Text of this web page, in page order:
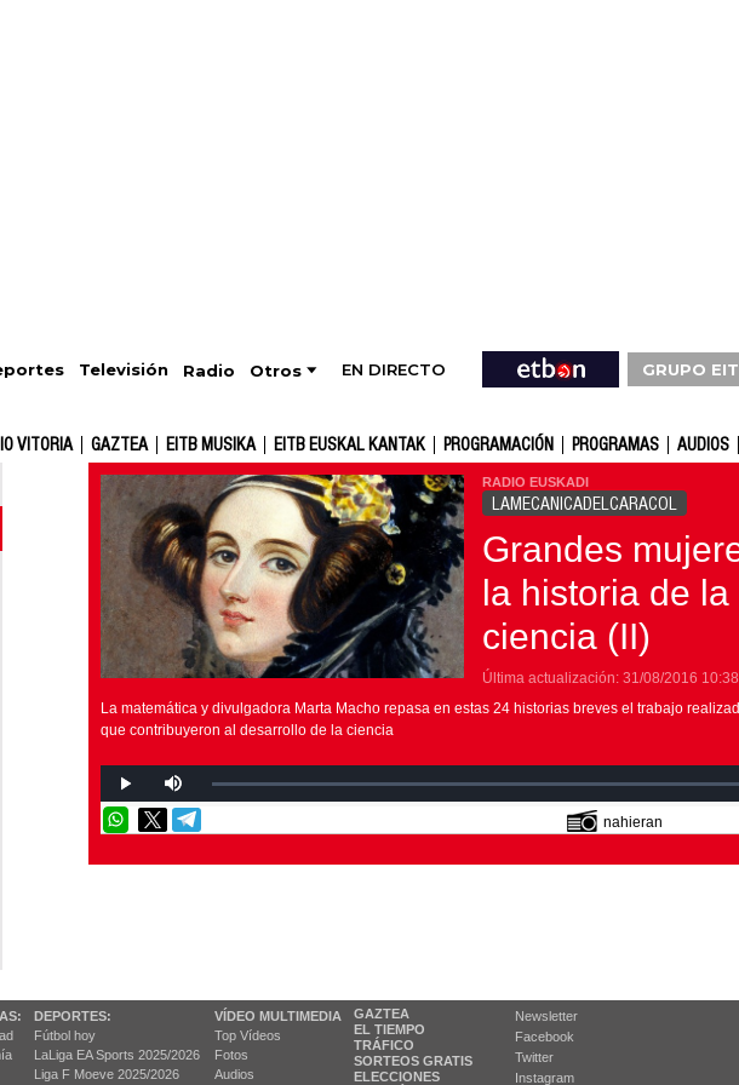
Televisión Radio Otros EN DIRECTO GRUPO
VITORIA GAZTEA EITB MUSIKA EITB EUSKAL KANTAK PROGRAMACIÓN PROGRAMAS AUDIOS
RADIO EUSKADI
LAMECANICADELCARACOL
Grandes
la historia de la
ciencia (II)
Última actualización: 31/08/2016 10:38
La matemática y divulgadora Marta Macho repasa en estas 24 historias breves el trabajo
que contribuyeron al desarrollo de la ciencia
nahieran
DEPORTES:
Fútbol hoy
LaLiga EA Sports 2025/2026
Liga F Moeve 2025/2026
VÍDEO MULTIMEDIA
Top Vídeos
Fotos
Audios
GAZTEA
EL TIEMPO
TRÁFICO
SORTEOS GRATIS
ELECCIONES
Newsletter
Facebook
Twitter
Instagram